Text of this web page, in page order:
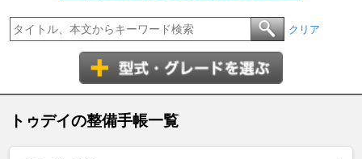
クリア
トゥデイの整備手帳一覧